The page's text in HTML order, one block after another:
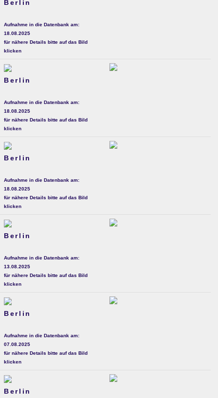
Berlin
Aufnahme in die Datenbank am:
18.08.2025
für nähere Details bitte auf das Bild
klicken
Berlin
Aufnahme in die Datenbank am:
18.08.2025
für nähere Details bitte auf das Bild
klicken
Berlin
Aufnahme in die Datenbank am:
18.08.2025
für nähere Details bitte auf das Bild
klicken
Berlin
Aufnahme in die Datenbank am:
13.08.2025
für nähere Details bitte auf das Bild
klicken
Berlin
Aufnahme in die Datenbank am:
07.08.2025
für nähere Details bitte auf das Bild
klicken
Berlin